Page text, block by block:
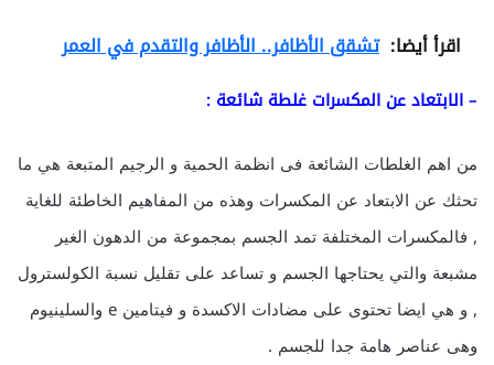
اقرأ أيضا: تشقق الأظافر.. الأظافر والتقدم في العمر
– الابتعاد عن المكسرات غلطة شائعة :
من اهم الغلطات الشائعة فى انظمة الحمية و الرجيم المتبعة هي ما
تحثك عن الابتعاد عن المكسرات وهذه من المفاهيم الخاطئة للغاية
, فالمكسرات المختلفة تمد الجسم بمجموعة من الدهون الغير
مشبعة والتي يحتاجها الجسم و تساعد على تقليل نسبة الكولسترول
, و هي ايضا تحتوى على مضادات الاكسدة و فيتامين e والسلينيوم
وهى عناصر هامة جدا للجسم .